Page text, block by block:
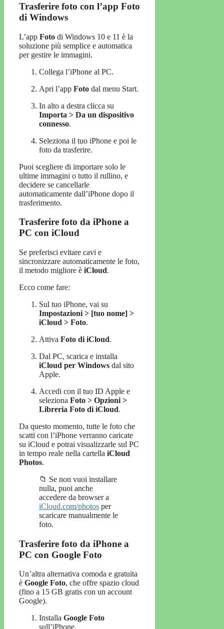
Trasferire foto con l’app Foto
di Windows
L’app Foto di Windows 10 e 11 è la
soluzione più semplice e automatica
per gestire le immagini.
Collega l’iPhone al PC.
Apri l’app Foto dal menu Start.
In alto a destra clicca su
Importa > Da un dispositivo
connesso.
Seleziona il tuo iPhone e poi le
foto da trasferire.
Puoi scegliere di importare solo le
ultime immagini o tutto il rullino, e
decidere se cancellarle
automaticamente dall’iPhone dopo il
trasferimento.
Trasferire foto da iPhone a
PC con iCloud
Se preferisci evitare cavi e
sincronizzare automaticamente le foto,
il metodo migliore è iCloud.
Ecco come fare:
Sul tuo iPhone, vai su
Impostazioni > [tuo nome] >
iCloud > Foto.
Attiva Foto di iCloud.
Dal PC, scarica e installa
iCloud per Windows dal sito
Apple.
Accedi con il tuo ID Apple e
seleziona Foto > Opzioni >
Libreria Foto di iCloud.
Da questo momento, tutte le foto che
scatti con l’iPhone verranno caricate
su iCloud e potrai visualizzarle sul PC
in tempo reale nella cartella iCloud
Photos.
📁 Se non vuoi installare
nulla, puoi anche
accedere da browser a
iCloud.com/photos per
scaricare manualmente le
foto.
Trasferire foto da iPhone a
PC con Google Foto
Un’altra alternativa comoda e gratuita
è Google Foto, che offre spazio cloud
(fino a 15 GB gratis con un account
Google).
Installa Google Foto
sull’iPhone.